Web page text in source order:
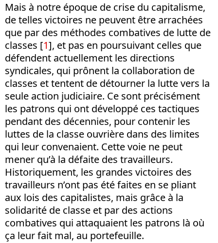
Mais à notre époque de crise du capitalisme,
de telles victoires ne peuvent être arrachées
que par des méthodes combatives de lutte de
classes [1], et pas en poursuivant celles que
défendent actuellement les directions
syndicales, qui prônent la collaboration de
classes et tentent de détourner la lutte vers la
seule action judiciaire. Ce sont précisément
les patrons qui ont développé ces tactiques
pendant des décennies, pour contenir les
luttes de la classe ouvrière dans des limites
qui leur convenaient. Cette voie ne peut
mener qu’à la défaite des travailleurs.
Historiquement, les grandes victoires des
travailleurs n’ont pas été faites en se pliant
aux lois des capitalistes, mais grâce à la
solidarité de classe et par des actions
combatives qui attaquaient les patrons là où
ça leur fait mal, au portefeuille.